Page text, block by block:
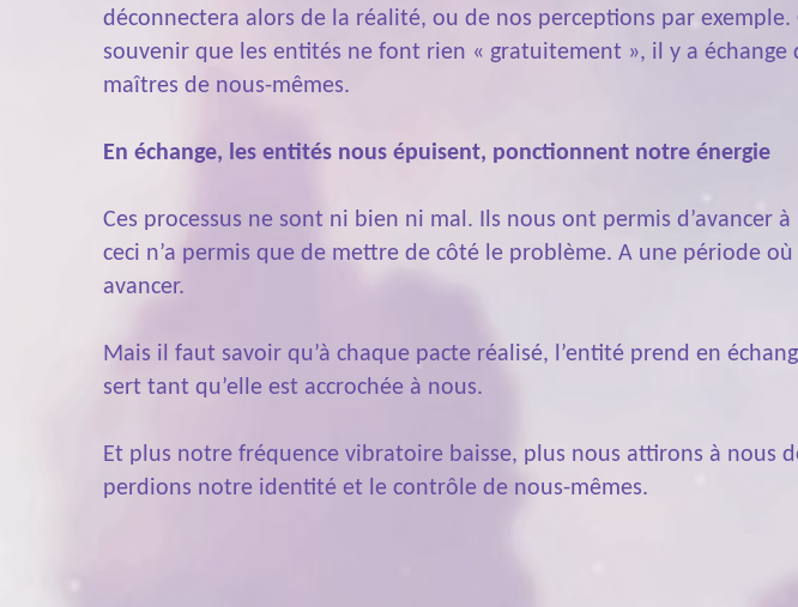
déconnectera alors de la réalité, ou de nos perceptions par
souvenir que les entités ne font rien « gratuitement », il y a
maîtres de nous-mêmes.
En échange, les entités nous épuisent, ponctionnent notre énergie
Ces processus ne sont ni bien ni mal. Ils nous ont permis
ceci n’a permis que de mettre de côté le problème. A une période
avancer.
Mais il faut savoir qu’à chaque pacte réalisé, l’entité prend en
sert tant qu’elle est accrochée à nous.
Et plus notre fréquence vibratoire baisse, plus nous attirons à nous
perdions notre identité et le contrôle de nous-mêmes.